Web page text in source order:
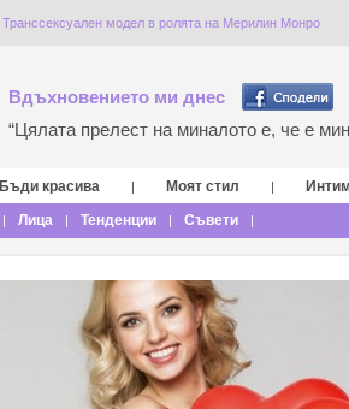
Транссексуален модел в ролята на Мерилин Монро
Вдъхновението ми днес
“Цялата прелест на миналото е, че е
Бъди красива | Моят стил |
| Лица | Тенденции | Съвети |